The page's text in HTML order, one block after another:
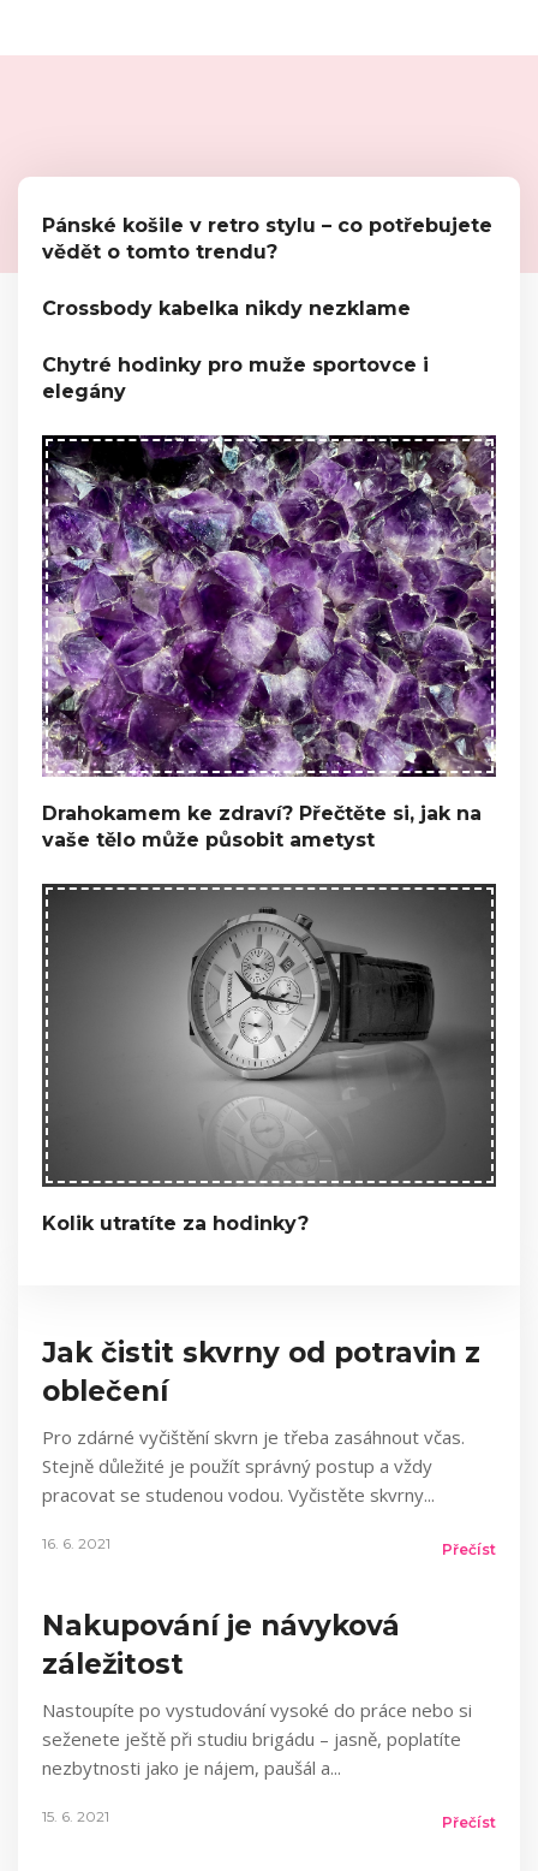
Pánské košile v retro stylu – co potřebujete
vědět o tomto trendu?
Crossbody kabelka nikdy nezklame
Chytré hodinky pro muže sportovce i
elegány
Drahokamem ke zdraví? Přečtěte si, jak na
vaše tělo může působit ametyst
Kolik utratíte za hodinky?
Jak čistit skvrny od potravin z
oblečení
Pro zdárné vyčištění skvrn je třeba zasáhnout včas.
Stejně důležité je použít správný postup a vždy
pracovat se studenou vodou. Vyčistěte skvrny
Přečíst
16. 6. 2021
Nakupování je návyková
záležitost
Nastoupíte po vystudování vysoké do práce nebo si
seženete ještě při studiu brigádu – jasně, poplatíte
nezbytnosti jako je nájem, paušál a
Přečíst
15. 6. 2021